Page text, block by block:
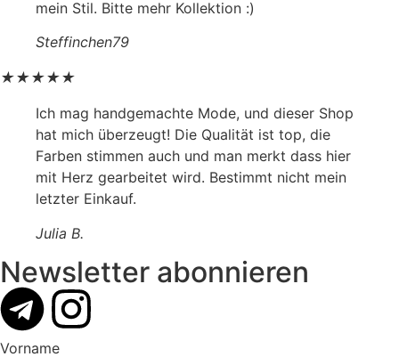
mein Stil. Bitte mehr Kollektion :)
Steffinchen79
★★★★★
Ich mag handgemachte Mode, und dieser Shop
hat mich überzeugt! Die Qualität ist top, die
Farben stimmen auch und man merkt dass hier
mit Herz gearbeitet wird. Bestimmt nicht mein
letzter Einkauf.
Julia B.
Newsletter abonnieren
Vorname